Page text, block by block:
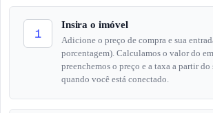
1
Insira o imóvel
Adicione o preço de compra e sua
porcentagem). Calculamos o valor do
preenchemos o preço e a taxa a partir
quando você está conectado.